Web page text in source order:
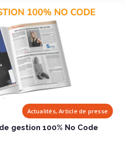
No Code
Actualités, Article de presse
gestion 100% No Code